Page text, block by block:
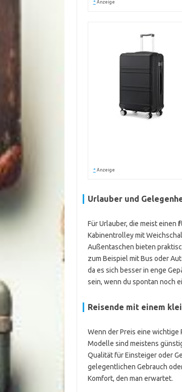
* Anzeige
* Anzeige
Urlauber und
Für Urlauber, die meist einen
Kabinentrolley mit
Außentaschen bieten
zum Beispiel mit Bus oder
da es sich besser in enge
sein, wenn du spontan noch
Reisende mit einem
Wenn der Preis eine wichtige
Modelle sind meistens
Qualität für Einsteiger oder
gelegentlichen Gebrauch
Komfort, den man erwartet.